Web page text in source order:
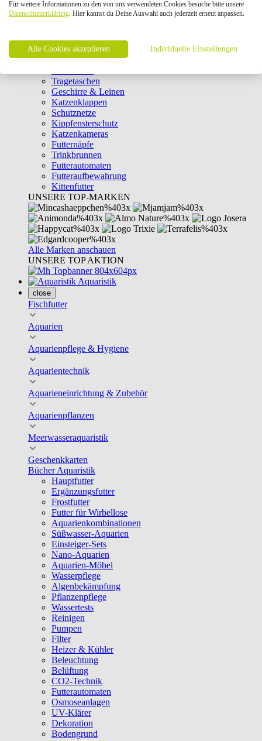
Intelligenzspielzeug
Laserpointer & Elektrospielzeug
Clicker & Target Sticks für Katzen
Weiteres Katzenspielzeug
Transportboxen
Tragetaschen
Geschirre & Leinen
Katzenklappen
Schutznetze
Kippfensterschutz
Katzenkameras
Futternäpfe
Trinkbrunnen
Futterautomaten
Futteraufbewahrung
Kittenfutter
UNSERE TOP-MARKEN
Alle Marken anschauen
UNSERE TOP AKTION
Aquaristik
close
Fischfutter
Aquarien
Aquarienpflege & Hygiene
Aquarientechnik
Aquarieneinrichtung & Zubehör
Aquarienpflanzen
Meerwasseraquaristik
Geschenkkarten
Bücher Aquaristik
Hauptfutter
Ergänzungsfutter
Frostfutter
Futter für Wirbellose
Aquarienkombinationen
Süßwasser-Aquarien
Einsteiger-Sets
Nano-Aquarien
Aquarien-Möbel
Wasserpflege
Algenbekämpfung
Pflanzenpflege
Wassertests
Reinigen
Pumpen
Filter
Heizer & Kühler
Beleuchtung
Belüftung
CO2-Technik
Futterautomaten
Osmoseanlagen
UV-Klärer
Dekoration
Bodengrund
Für weitere Informationen zu den von uns verwendeten Cookies besuche bitte unsere
Datenschutzerklärung. Hier kannst du Deine Auswahl auch jederzeit erneut anpassen.
Alle Cookies akzeptieren Individuelle Einstellungen